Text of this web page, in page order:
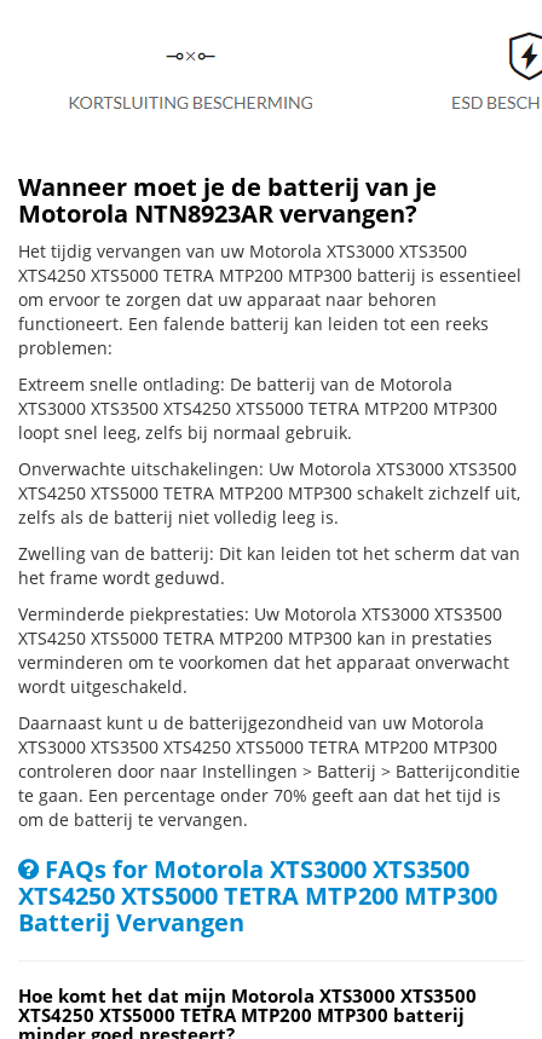
Wanneer moet je de batterij van je
Motorola NTN8923AR vervangen?
Het tijdig vervangen van uw Motorola XTS3000 XTS3500
XTS4250 XTS5000 TETRA MTP200 MTP300 batterij is essentieel
om ervoor te zorgen dat uw apparaat naar behoren
functioneert. Een falende batterij kan leiden tot een reeks
problemen:
Extreem snelle ontlading: De batterij van de Motorola
XTS3000 XTS3500 XTS4250 XTS5000 TETRA MTP200 MTP300
loopt snel leeg, zelfs bij normaal gebruik.
Onverwachte uitschakelingen: Uw Motorola XTS3000 XTS3500
XTS4250 XTS5000 TETRA MTP200 MTP300 schakelt zichzelf uit,
zelfs als de batterij niet volledig leeg is.
Zwelling van de batterij: Dit kan leiden tot het scherm dat van
het frame wordt geduwd.
Verminderde piekprestaties: Uw Motorola XTS3000 XTS3500
XTS4250 XTS5000 TETRA MTP200 MTP300 kan in prestaties
verminderen om te voorkomen dat het apparaat onverwacht
wordt uitgeschakeld.
Daarnaast kunt u de batterijgezondheid van uw Motorola
XTS3000 XTS3500 XTS4250 XTS5000 TETRA MTP200 MTP300
controleren door naar Instellingen > Batterij > Batterijconditie
te gaan. Een percentage onder 70% geeft aan dat het tijd is
om de batterij te vervangen.
FAQs for Motorola XTS3000 XTS3500
XTS4250 XTS5000 TETRA MTP200 MTP300
Batterij Vervangen
Hoe komt het dat mijn Motorola XTS3000 XTS3500
XTS4250 XTS5000 TETRA MTP200 MTP300 batterij
minder goed presteert?